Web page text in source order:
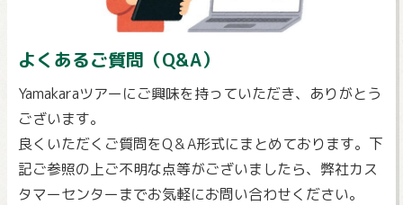
よくあるご質問（Q&A）
Yamakaraツアーにご興味を持っていただき、ありがとう
ございます。
良くいただくご質問をQ＆A形式にまとめております。下
記ご参照の上ご不明な点等がございましたら、弊社カス
タマーセンターまでお気軽にお問い合わせください。